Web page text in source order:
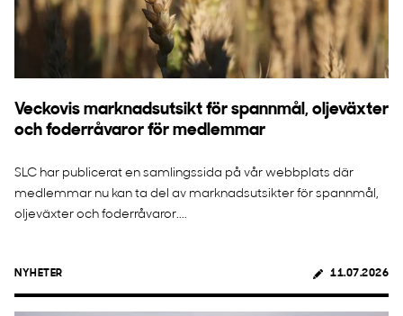
Veckovis marknadsutsikt för spannmål, oljeväxter
och foderråvaror för medlemmar
SLC har publicerat en samlingssida på vår webbplats där
medlemmar nu kan ta del av marknadsutsikter för spannmål,
oljeväxter och foderråvaror....
NYHETER 11.07.2026